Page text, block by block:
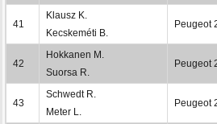
41
Klausz K.
Kecskeméti B.
Peugeot
42
Hokkanen M.
Suorsa R.
Peugeot
43
Schwedt R.
Meter L.
Peugeot